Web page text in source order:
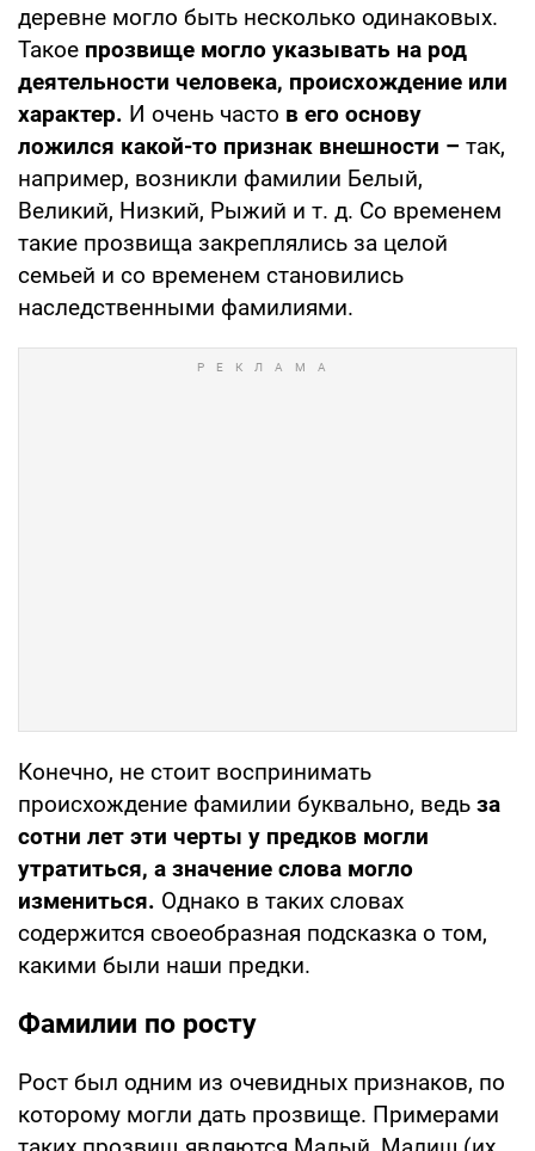
деревне могло быть несколько одинаковых.
Такое прозвище могло указывать на род
деятельности человека, происхождение или
характер. И очень часто в его основу
ложился какой-то признак внешности – так,
например, возникли фамилии Белый,
Великий, Низкий, Рыжий и т. д. Со временем
такие прозвища закреплялись за целой
семьей и со временем становились
наследственными фамилиями.
Конечно, не стоит воспринимать
происхождение фамилии буквально, ведь за
сотни лет эти черты у предков могли
утратиться, а значение слова могло
измениться. Однако в таких словах
содержится своеобразная подсказка о том,
какими были наши предки.
Фамилии по росту
Рост был одним из очевидных признаков, по
которому могли дать прозвище. Примерами